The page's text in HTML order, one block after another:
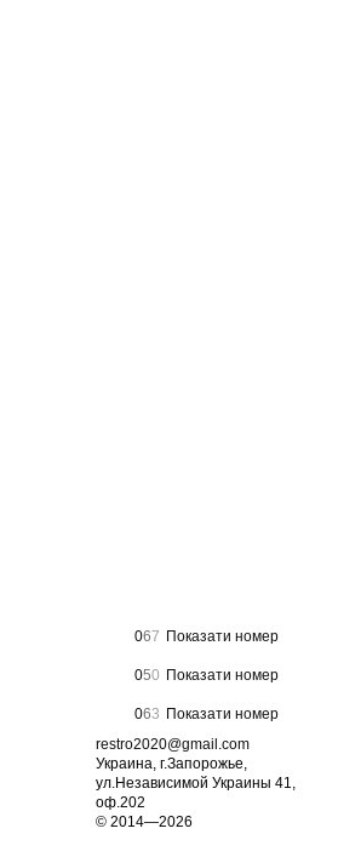
067 Показати номер
050 Показати номер
063 Показати номер
restro2020@gmail.com
Украина, г.Запорожье,
ул.Независимой Украины 41,
оф.202
© 2014—2026